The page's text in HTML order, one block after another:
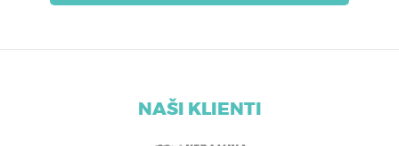
NAŠI KLIENTI